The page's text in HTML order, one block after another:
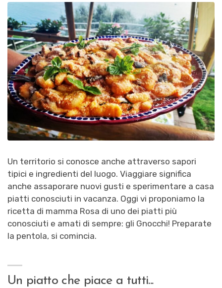
Un territorio si conosce anche attraverso sapori
tipici e ingredienti del luogo. Viaggiare significa
anche assaporare nuovi gusti e sperimentare a casa
piatti conosciuti in vacanza. Oggi vi proponiamo la
ricetta di mamma Rosa di uno dei piatti più
conosciuti e amati di sempre: gli Gnocchi! Preparate
la pentola, si comincia.
Un piatto che piace a tutti...